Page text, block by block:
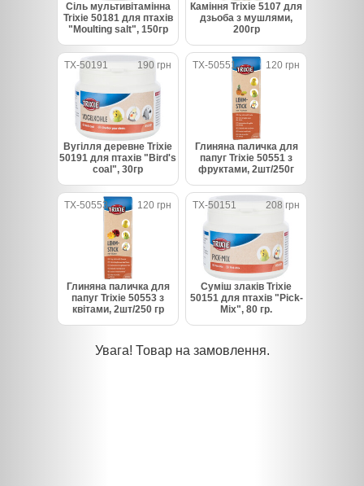
Сіль мультивітамінна
Trixie 50181 для птахів
"Moulting salt", 150гр
Каміння Trixie 5107 для
дзьоба з мушлями,
200гр
TX-50191 190 грн
Вугілля деревне Trixie
50191 для птахів "Bird's
coal", 30гр
TX-50551 120 грн
Глиняна паличка для
папуг Trixie 50551 з
фруктами, 2шт/250г
TX-50553 120 грн
Глиняна паличка для
папуг Trixie 50553 з
квітами, 2шт/250 гр
TX-50151 208 грн
Суміш злаків Trixie
50151 для птахів "Pick-
Mix", 80 гр.
Увага! Товар на замовлення.